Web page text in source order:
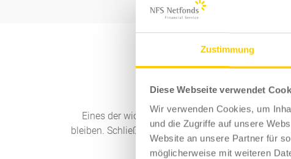
Zustimmung
Diese Webseite verwendet
Wir verwenden Cookies, um
und die Zugriffe auf unsere
Website an unsere Partner für
möglicherweise mit weiteren
Eines der wichtigsten Anliegen der NFS
bleiben. Schließlich stellen Sie Ihr berufliches
Sie Auszüge aus dem Tied-